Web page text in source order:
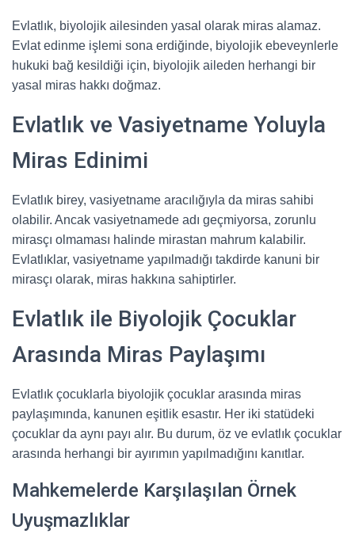
Evlatlık, biyolojik ailesinden yasal olarak miras alamaz.
Evlat edinme işlemi sona erdiğinde, biyolojik ebeveynlerle
hukuki bağ kesildiği için, biyolojik aileden herhangi bir
yasal miras hakkı doğmaz.
Evlatlık ve Vasiyetname Yoluyla
Miras Edinimi
Evlatlık birey, vasiyetname aracılığıyla da miras sahibi
olabilir. Ancak vasiyetnamede adı geçmiyorsa, zorunlu
mirasçı olmaması halinde mirastan mahrum kalabilir.
Evlatlıklar, vasiyetname yapılmadığı takdirde kanuni bir
mirasçı olarak, miras hakkına sahiptirler.
Evlatlık ile Biyolojik Çocuklar
Arasında Miras Paylaşımı
Evlatlık çocuklarla biyolojik çocuklar arasında miras
paylaşımında, kanunen eşitlik esastır. Her iki statüdeki
çocuklar da aynı payı alır. Bu durum, öz ve evlatlık çocuklar
arasında herhangi bir ayırımın yapılmadığını kanıtlar.
Mahkemelerde Karşılaşılan Örnek
Uyuşmazlıklar